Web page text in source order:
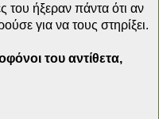
του ήξεραν πάντα ότι αν
για να τους στηρίξει.
του αντίθετα,